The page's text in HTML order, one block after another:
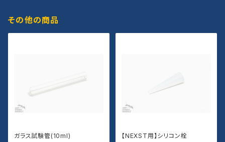
その他の商品
ガラス試験管(10ml) 【NEXST用】シリコン栓